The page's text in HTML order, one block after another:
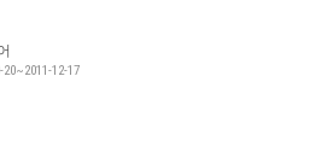
20~2011-12-17